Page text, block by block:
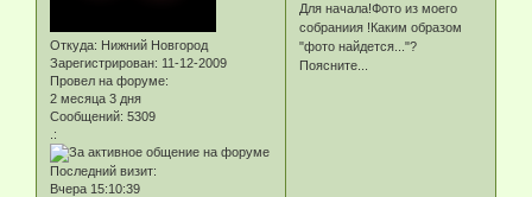
Откуда: Нижний Новгород
Зарегистрирован: 11-12-2009
Провел на форуме:
2 месяца 3 дня
Сообщений: 5309
.:
Последний визит:
Вчера 15:10:39
Для начала!Фото из моего
собраниия !Каким образом
"фото найдется..."?
Поясните...